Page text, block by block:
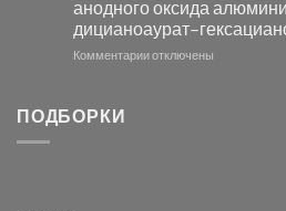
с
помощью
модификации
электродов
серебра
и
анодного оксида
Комментариикотключены
ПОДБОРКИ